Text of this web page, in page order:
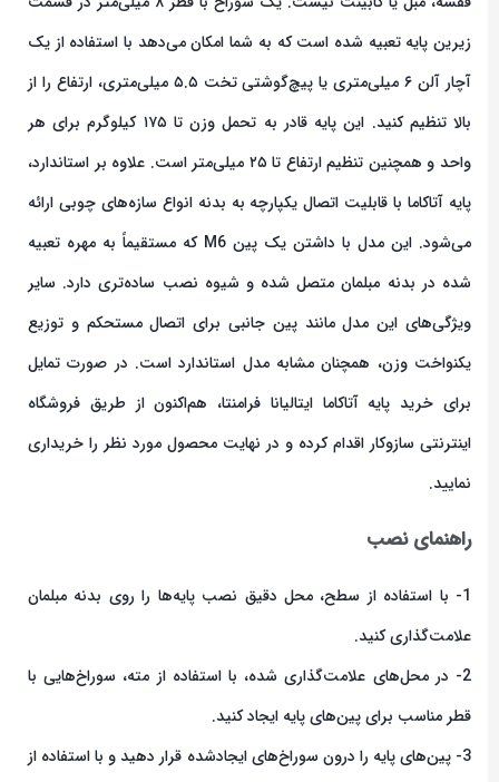
زیرین پایه تعبیه شده است که به شما امکان می‌دهد با استفاده از یک
آچار آلن ۶ میلی‌متری یا پیچ‌گوشتی تخت ۵.۵ میلی‌متری، ارتفاع را از
بالا تنظیم کنید. این پایه قادر به تحمل وزن تا ۱۷۵ کیلوگرم برای هر
واحد و همچنین تنظیم ارتفاع تا ۲۵ میلی‌متر است. علاوه بر استاندارد،
پایه آتاکاما با قابلیت اتصال یکپارچه به بدنه انواع سازه‌های چوبی ارائه
می‌شود. این مدل با داشتن یک پین M6 که مستقیماً به مهره تعبیه
شده در بدنه مبلمان متصل شده و شیوه نصب ساده‌تری دارد. سایر
ویژگی‌های این مدل مانند پین جانبی برای اتصال مستحکم و توزیع
یکنواخت وزن، همچنان مشابه مدل استاندارد است. در صورت تمایل
برای خرید پایه آتاکاما ایتالیانا فرامنتا، هم‌اکنون از طریق فروشگاه
اینترنتی سازوکار اقدام کرده و در نهایت محصول مورد نظر را خریداری
نمایید.
راهنمای نصب
1- با استفاده از سطح، محل دقیق نصب پایه‌ها را روی بدنه مبلمان
علامت‌گذاری کنید.
2- در محل‌های علامت‌گذاری شده، با استفاده از مته، سوراخ‌هایی با
قطر مناسب برای پین‌های پایه ایجاد کنید.
3- پین‌های پایه را درون سوراخ‌های ایجادشده قرار دهید و با استفاده از